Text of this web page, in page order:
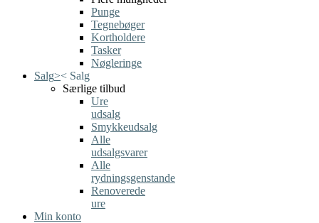
Punge
Tegnebøger
Kortholdere
Tasker
Nøgleringe
Salg>< Salg
Særlige tilbud
Ure
udsalg
Smykkeudsalg
Alle
udsalgsvarer
Alle
rydningsgenstande
Renoverede
ure
Min konto